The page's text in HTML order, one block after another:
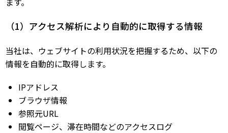
（1）アクセス解析により自動的に取得する情報
当社は、ウェブサイトの利用状況を把握するため、以下の
情報を自動的に取得します。
IPアドレス
ブラウザ情報
参照元URL
閲覧ページ、滞在時間などのアクセスログ